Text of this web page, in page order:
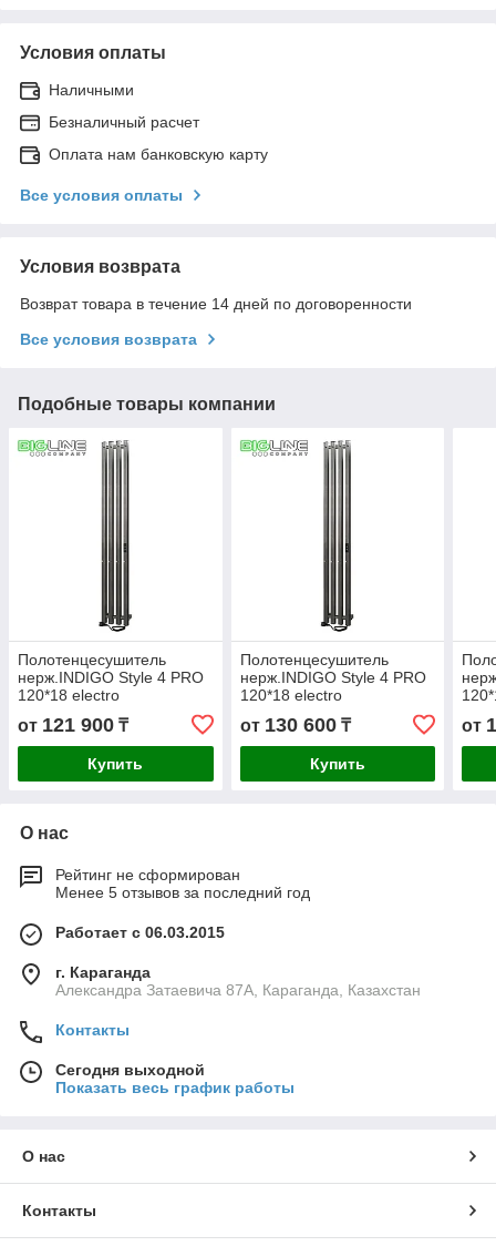
Условия оплаты
Наличными
Безналичный расчет
Оплата нам банковскую карту
Все условия оплаты
Условия возврата
Возврат товара в течение 14 дней по договоренности
Все условия возврата
Подобные товары компании
Полотенцесушитель
нерж.INDIGO Style 4 PRO
120*18 electro
(таймер,скр.монтаж,унив.подкл
R/L,Чёр.муар)
от 121 900 ₸
Купить
Полотенцесушитель
нерж.INDIGO Style 4 PRO
120*18 electro
(таймер,скр.монтаж,унив.подкл
R/L,Graphite)
от 130 600₸
Купить
R/
от
О нас
Рейтинг не сформирован
Менее 5 отзывов за последний год
Работает с 06.03.2015
г. Караганда
Александра Затаевича 87А, Караганда, Казахстан
Контакты
Сегодня выходной
Показать весь график работы
О нас
Контакты